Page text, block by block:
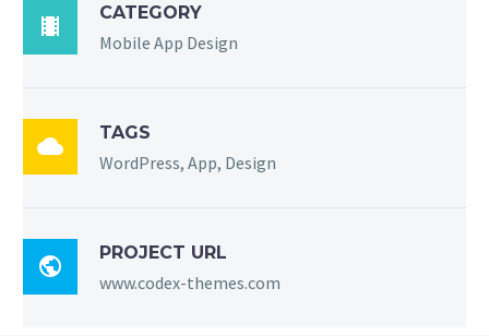

CATEGORY
Mobile App Design

TAGS
WordPress, App, Design

PROJECT URL
www.codex-themes.com